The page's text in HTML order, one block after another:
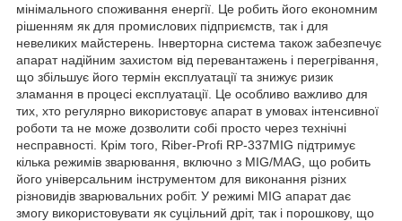
мінімального споживання енергії. Це робить його економним
рішенням як для промислових підприємств, так і для
невеликих майстерень. Інверторна система також забезпечує
апарат надійним захистом від перевантажень і перегрівання,
що збільшує його термін експлуатації та знижує ризик
зламання в процесі експлуатації. Це особливо важливо для
тих, хто регулярно використовує апарат в умовах інтенсивної
роботи та не може дозволити собі просто через технічні
несправності. Крім того, Riber-Profi RP-337MIG підтримує
кілька режимів зварювання, включно з MIG/MAG, що робить
його універсальним інструментом для виконання різних
різновидів зварювальних робіт. У режимі MIG апарат дає
змогу використовувати як суцільний дріт, так і порошкову, що